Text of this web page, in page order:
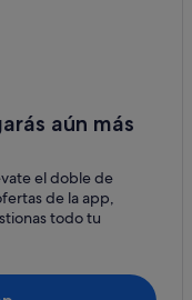
Becerra
aún más
el doble de
de la app,
todo tu